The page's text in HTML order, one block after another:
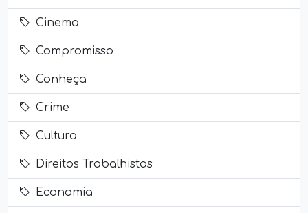
Cinema
Compromisso
Conheça
Crime
Cultura
Direitos Trabalhistas
Economia